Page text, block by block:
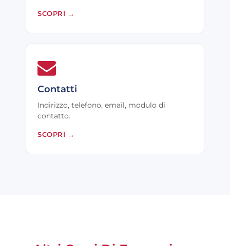
SCOPRI →
Contatti
Indirizzo, telefono, email, modulo di
contatto.
SCOPRI →